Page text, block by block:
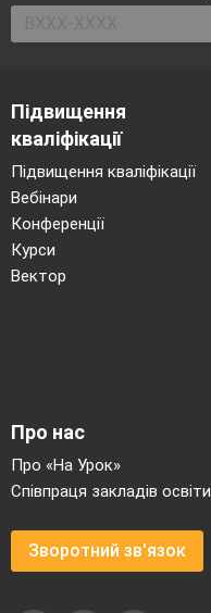
Підвищення
кваліфікації
Підвищення кваліфікації
Вебінари
Конференції
Курси
Вектор
Про нас
Про «На Урок»
Співпраця закладів освіти
Зворотний зв'язок